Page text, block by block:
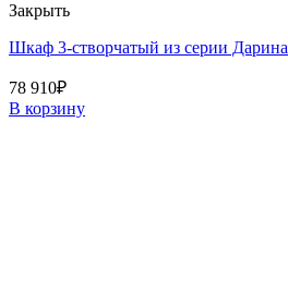
Закрыть
Шкаф 3-створчатый из серии Дарина
78 910₽
В корзину